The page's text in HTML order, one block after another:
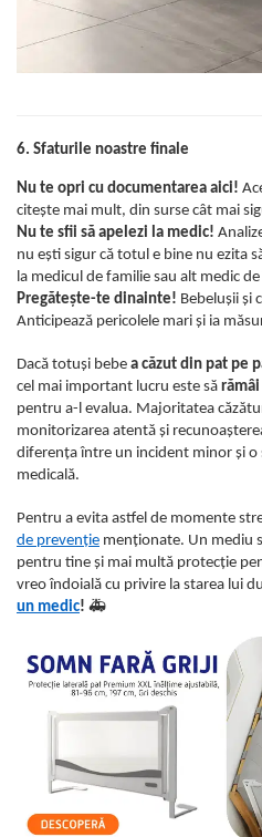
6. Sfaturile noastre finale
Nu te opri cu documentarea aici!
citește mai mult, din surse cât mai
Nu te sfii să apelezi la medic!
nu ești sigur că totul e bine nu ezita
la medicul de familie sau alt medic
Pregătește-te dinainte! Bebelușii și
Anticipează pericolele mari și ia
Dacă totuși bebe a căzut din pat pe
cel mai important lucru este să
pentru a-l evalua. Majoritatea
monitorizarea atentă și
diferența între un incident minor și o
medicală.
Pentru a evita astfel de momente
de prevenție menționate. Un mediu
pentru tine și mai multă protecție
vreo îndoială cu privire la starea lui
un medic! 🚑